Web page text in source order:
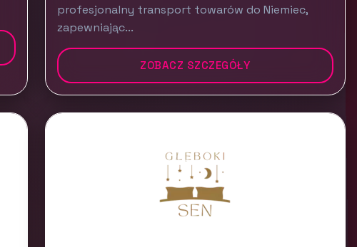
profesjonalny transport towarów do Niemiec,
zapewniając...
ZOBACZ SZCZEGÓŁY